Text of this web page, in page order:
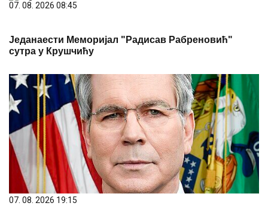
07. 08. 2026 08:45
Једанаести Меморијал "Радисав Рабреновић"
сутра у Крушчићу
07. 08. 2026 19:15